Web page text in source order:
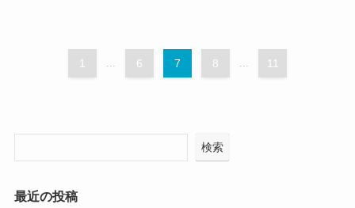
1 ... 6 7 8 ... 11
検索
最近の投稿